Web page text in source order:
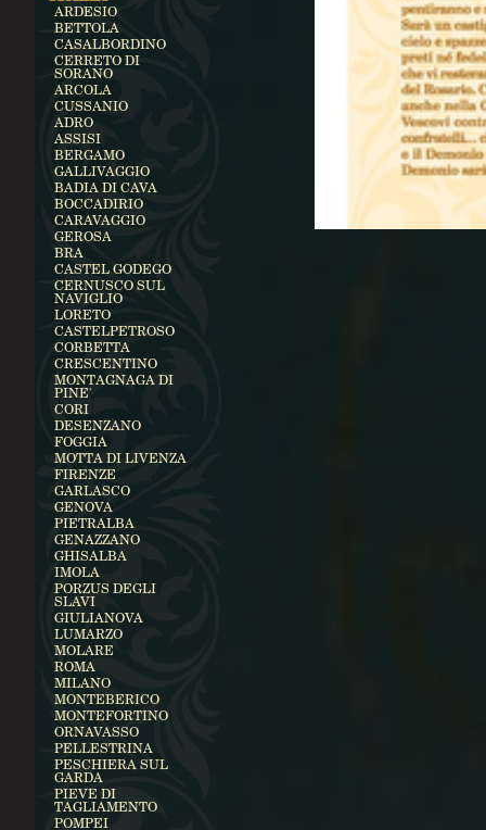
ARDESIO
BETTOLA
CASALBORDINO
CERRETO DI
SORANO
ARCOLA
CUSSANIO
ADRO
ASSISI
BERGAMO
GALLIVAGGIO
BADIA DI CAVA
BOCCADIRIO
CARAVAGGIO
GEROSA
BRA
CASTEL GODEGO
CERNUSCO SUL
NAVIGLIO
LORETO
CASTELPETROSO
CORBETTA
CRESCENTINO
MONTAGNAGA DI
PINE'
CORI
DESENZANO
FOGGIA
MOTTA DI LIVENZA
FIRENZE
GARLASCO
GENOVA
PIETRALBA
GENAZZANO
GHISALBA
IMOLA
PORZUS DEGLI
SLAVI
GIULIANOVA
LUMARZO
MOLARE
ROMA
MILANO
MONTEBERICO
MONTEFORTINO
ORNAVASSO
PELLESTRINA
PESCHIERA SUL
GARDA
PIEVE DI
TAGLIAMENTO
POMPEI